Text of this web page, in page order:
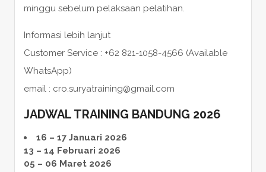
minggu sebelum pelaksaan pelatihan.
Informasi lebih lanjut
Customer Service : +62 821-1058-4566 (Available
WhatsApp)
email : cro.suryatraining@gmail.com
JADWAL TRAINING BANDUNG 2026
16 – 17 Januari 2026
13 – 14 Februari 2026
05 – 06 Maret 2026